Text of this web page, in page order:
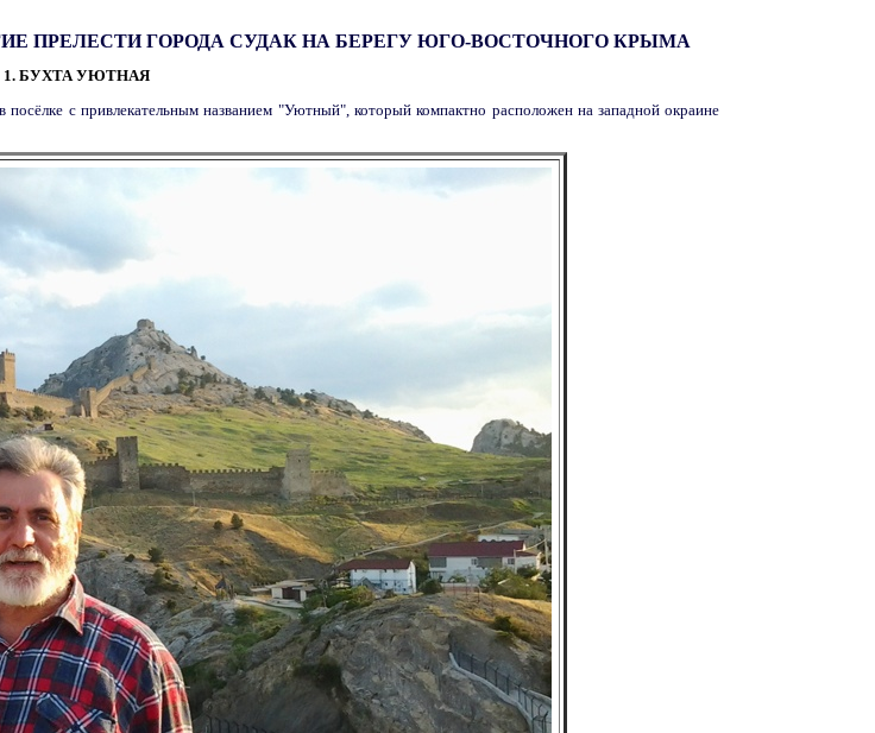
ПРЕЛЕСТИ ГОРОДА СУДАК НА БЕРЕГУ ЮГО-ВОСТОЧНОГО КРЫМА
1. БУХТА УЮТНАЯ
с привлекательным названием "Уютный", который компактно расположен на западной окраине